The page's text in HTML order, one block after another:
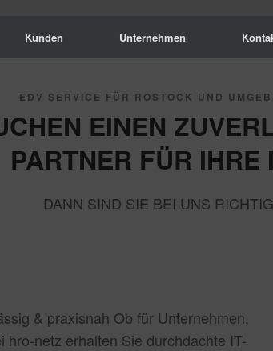
Kunden Unternehmen
EDV SERVICE FÜR ROSTOCK UND
EINEN
PARTNER FÜR IHRE
DANN SIND SIE BEI UNS RICHTIG
& praxisnah Ob für Unternehmen,
netz erhalten Sie durchdachte IT-